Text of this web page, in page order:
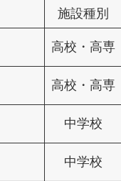
施設種別
高校・高専
高校・高専
中学校
中学校